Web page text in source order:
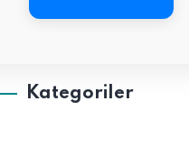
Kategoriler